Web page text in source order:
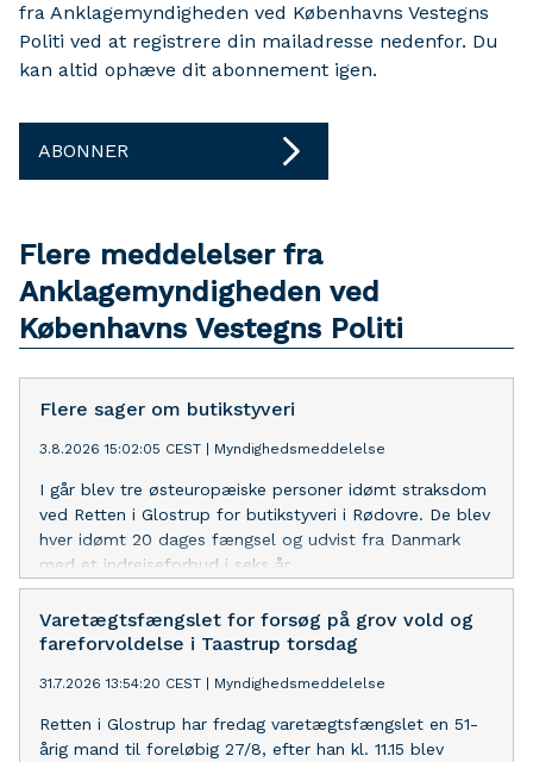
fra Anklagemyndigheden ved Københavns Vestegns
Politi ved at registrere din mailadresse nedenfor. Du
kan altid ophæve dit abonnement igen.
ABONNER
Flere meddelelser fra
Anklagemyndigheden ved
Københavns Vestegns Politi
Flere sager om butikstyveri
3.8.2026 15:02:05 CEST Myndighedsmeddelelse
I går blev tre østeuropæiske personer idømt straksdom
ved Retten i Glostrup for butikstyveri i Rødovre. De blev
hver idømt 20 dages fængsel og udvist fra Danmark
med et indrejseforbud i seks år.
Varetægtsfængslet for forsøg på grov vold og
fareforvoldelse i Taastrup torsdag
31.7.2026 13:54:20 CEST Myndighedsmeddelelse
Retten i Glostrup har fredag varetægtsfængslet en 51-
årig mand til foreløbig 27/8, efter han kl. 11.15 blev